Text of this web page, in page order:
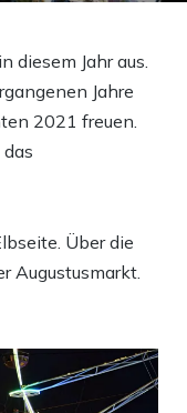
diesem Jahr aus.
Jahre
2021 freuen.
Über die
Augustusmarkt.